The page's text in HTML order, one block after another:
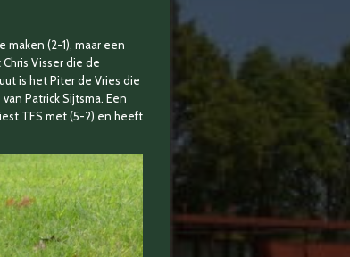
(2-1), maar een
Visser die de
is het Piter de Vries die
Patrick Sijtsma. Een
TFS met (5-2) en heeft